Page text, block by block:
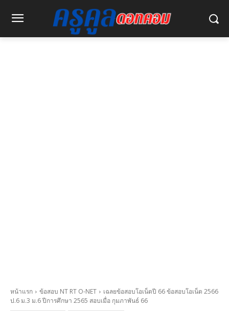
หน้าแรก ข้อสอบ NT RT O-NET
เฉลยข้อสอบโอเน็ตปี 66 ข้อสอบโอเน็ต 2566
ป.6 ม.3 ม.6 ปีการศึกษา 2565 สอบเมื่อ กุมภาพันธ์ 66